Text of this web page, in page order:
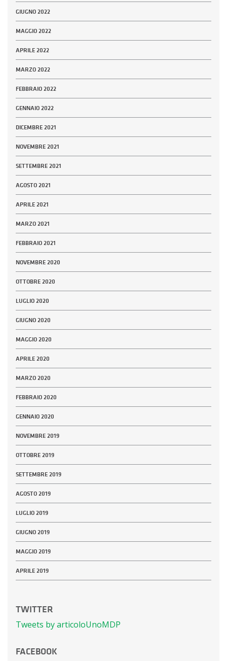
GIUGNO 2022
MAGGIO 2022
APRILE 2022
MARZO 2022
FEBBRAIO 2022
GENNAIO 2022
DICEMBRE 2021
NOVEMBRE 2021
SETTEMBRE 2021
AGOSTO 2021
APRILE 2021
MARZO 2021
FEBBRAIO 2021
NOVEMBRE 2020
OTTOBRE 2020
LUGLIO 2020
GIUGNO 2020
MAGGIO 2020
APRILE 2020
MARZO 2020
FEBBRAIO 2020
GENNAIO 2020
NOVEMBRE 2019
OTTOBRE 2019
SETTEMBRE 2019
AGOSTO 2019
LUGLIO 2019
GIUGNO 2019
MAGGIO 2019
APRILE 2019
TWITTER
Tweets by articoloUnoMDP
FACEBOOK